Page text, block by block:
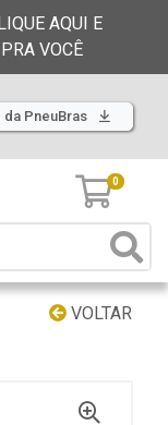
AQUI E
VOCÊ
da PneuBras
0
VOLTAR